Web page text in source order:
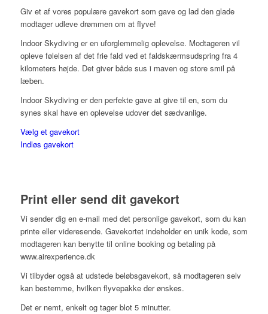
Giv et af vores populære gavekort som gave og lad den glade
modtager udleve drømmen om at flyve!
Indoor Skydiving er en uforglemmelig oplevelse. Modtageren vil
opleve følelsen af det frie fald ved et faldskærmsudspring fra 4
kilometers højde. Det giver både sus i maven og store smil på
læben.
Indoor Skydiving er den perfekte gave at give til en, som du
synes skal have en oplevelse udover det sædvanlige.
Vælg et gavekort
Indløs gavekort
Print eller send dit gavekort
Vi sender dig en e-mail med det personlige gavekort, som du kan
printe eller videresende. Gavekortet indeholder en unik kode, som
modtageren kan benytte til online booking og betaling på
www.airexperience.dk
Vi tilbyder også at udstede beløbsgavekort, så modtageren selv
kan bestemme, hvilken flyvepakke der ønskes.
Det er nemt, enkelt og tager blot 5 minutter.